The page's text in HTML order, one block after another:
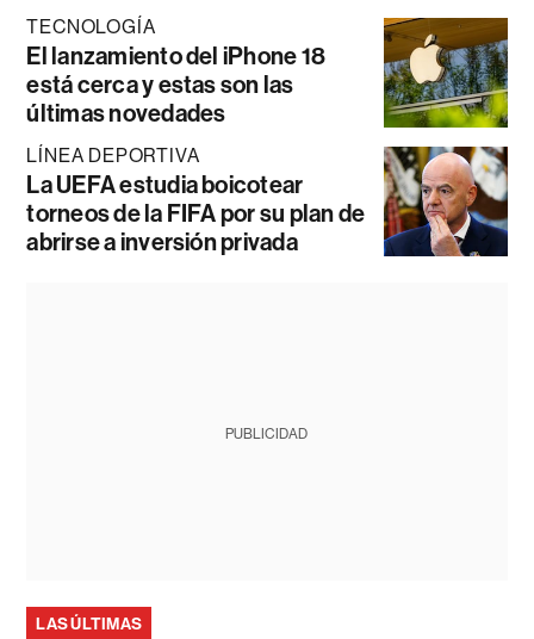
TECNOLOGÍA
El lanzamiento del iPhone 18
está cerca y estas son las
últimas novedades
LÍNEA DEPORTIVA
La UEFA estudia boicotear
torneos de la FIFA por su plan de
abrirse a inversión privada
PUBLICIDAD
LAS ÚLTIMAS